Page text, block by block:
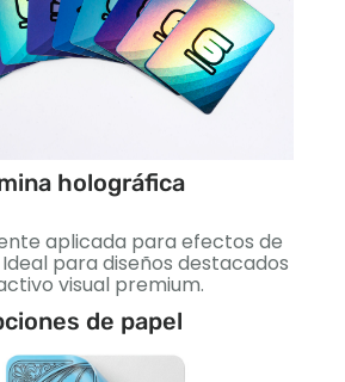
holográfica
aplicada para efectos de
Ideal para diseños destacados
visual premium.
de papel